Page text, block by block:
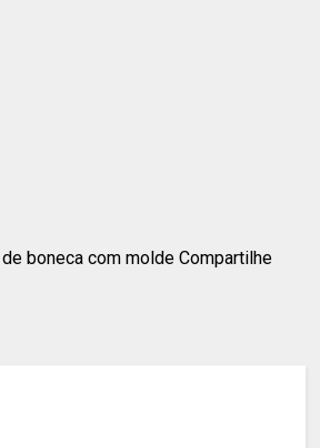
boneca com molde Compartilhe